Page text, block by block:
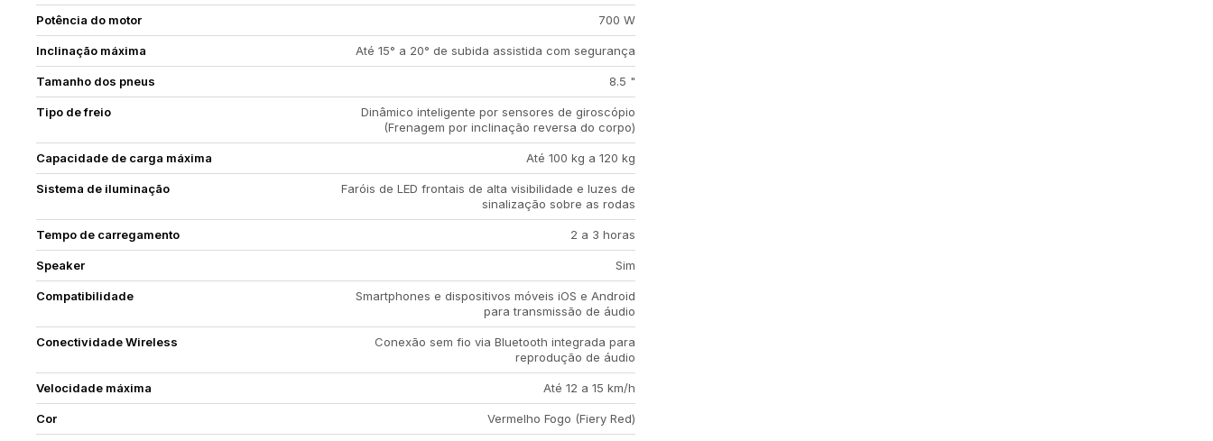
Potência do motor 700 W
Inclinação máxima Até 15° a 20° de subida assistida com segurança
Tamanho dos pneus 8.5 "
Tipo de freio
Dinâmico inteligente por sensores de giroscópio
(Frenagem por inclinação reversa do corpo)
Capacidade de carga máxima Até 100 kg a 120 kg
Sistema de iluminação
Faróis de LED frontais de alta visibilidade e luzes de
sinalização sobre as rodas
Tempo de carregamento 2 a 3 horas
Speaker Sim
Compatibilidade
Smartphones e dispositivos móveis iOS e Android
para transmissão de áudio
Conectividade Wireless
Conexão sem fio via Bluetooth integrada para
reprodução de áudio
Velocidade máxima Até 12 a 15 km/h
Cor Vermelho Fogo (Fiery Red)